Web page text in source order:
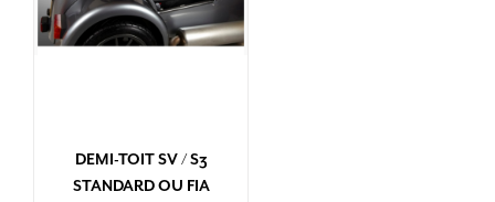
DEMI-TOIT SV / S3
STANDARD OU FIA